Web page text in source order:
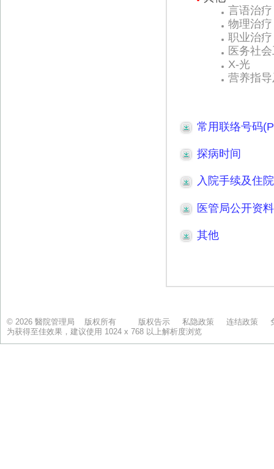
© 2026 醫院管理局 版权所有 版权告示 私隐政策 连结政策
为获得至佳效果，建议使用 1024 x 768 以上解析度浏览